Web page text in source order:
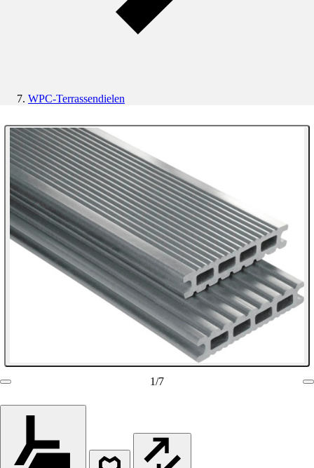
WPC-Terrassendielen
1/7